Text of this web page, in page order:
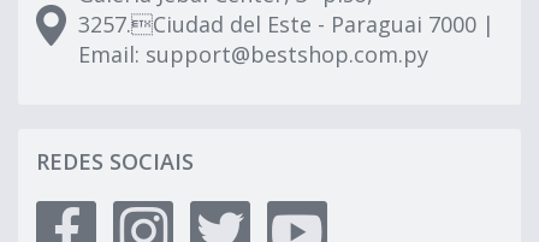
3257.Ciudad del Este - Paraguai 7000 |
Email: support@bestshop.com.py
REDES SOCIAIS